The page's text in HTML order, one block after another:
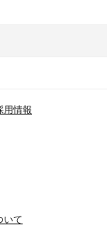
用情報
いて